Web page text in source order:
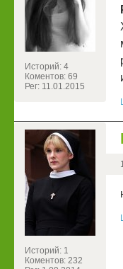
Историй: 4
Коментов: 69
Рег: 11.01.2015
Историй: 1
Коментов: 232